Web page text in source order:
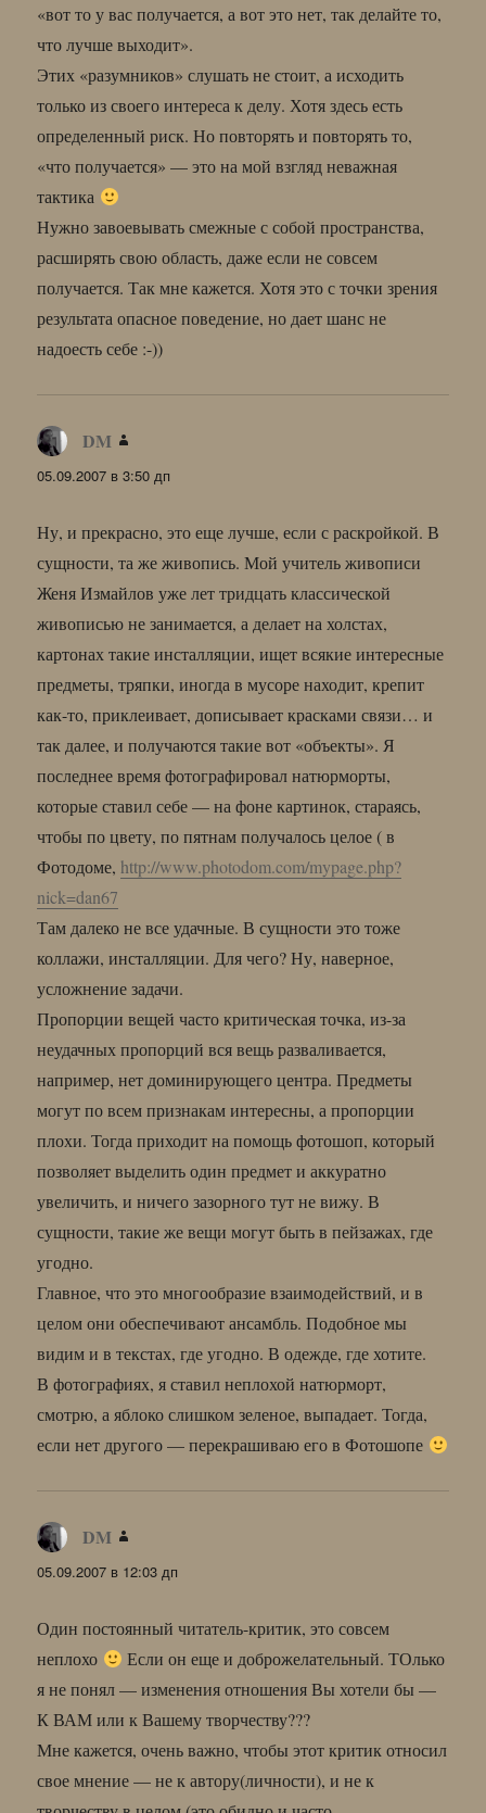
«вот то у вас получается, а вот это нет, так делайте то,
что лучше выходит».
Этих «разумников» слушать не стоит, а исходить
только из своего интереса к делу. Хотя здесь есть
определенный риск. Но повторять и повторять то,
«что получается» — это на мой взгляд неважная
тактика
Нужно завоевывать смежные с собой пространства,
расширять свою область, даже если не совсем
получается. Так мне кажется. Хотя это с точки зрения
результата опасное поведение, но дает шанс не
надоесть себе :-))
DM
05.09.2007 в 3:50 дп
Ну, и прекрасно, это еще лучше, если с раскройкой. В
сущности, та же живопись. Мой учитель живописи
Женя Измайлов уже лет тридцать классической
живописью не занимается, а делает на холстах,
картонах такие инсталляции, ищет всякие интересные
предметы, тряпки, иногда в мусоре находит, крепит
как-то, приклеивает, дописывает красками связи… и
так далее, и получаются такие вот «объекты». Я
последнее время фотографировал натюрморты,
которые ставил себе — на фоне картинок, стараясь,
чтобы по цвету, по пятнам получалось целое ( в
Фотодоме, http://www.photodom.com/mypage.php?
nick=dan67
Там далеко не все удачные. В сущности это тоже
коллажи, инсталляции. Для чего? Ну, наверное,
усложнение задачи.
Пропорции вещей часто критическая точка, из-за
неудачных пропорций вся вещь разваливается,
например, нет доминирующего центра. Предметы
могут по всем признакам интересны, а пропорции
плохи. Тогда приходит на помощь фотошоп, который
позволяет выделить один предмет и аккуратно
увеличить, и ничего зазорного тут не вижу. В
сущности, такие же вещи могут быть в пейзажах, где
угодно.
Главное, что это многообразие взаимодействий, и в
целом они обеспечивают ансамбль. Подобное мы
видим и в текстах, где угодно. В одежде, где хотите.
В фотографиях, я ставил неплохой натюрморт,
смотрю, а яблоко слишком зеленое, выпадает. Тогда,
если нет другого — перекрашиваю его в Фотошопе
DM
05.09.2007 в 12:03 дп
Один постоянный читатель-критик, это совсем
неплохо
Если он еще и доброжелательный. ТОлько
я не понял — изменения отношения Вы хотели бы —
К ВАМ или к Вашему творчеству???
Мне кажется, очень важно, чтобы этот критик относил
свое мнение — не к автору(личности), и не к